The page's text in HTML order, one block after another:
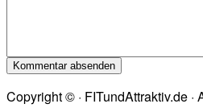
Copyright © · FITundAttraktiv.de